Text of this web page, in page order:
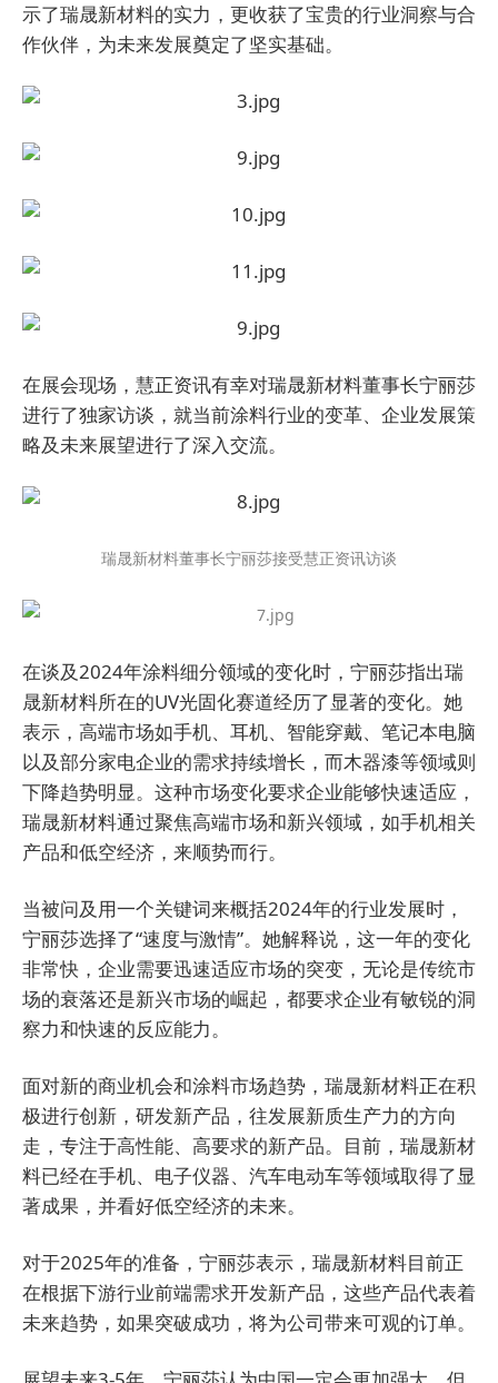
示了瑞晟新材料的实力，更收获了宝贵的行业洞察与合
作伙伴，为未来发展奠定了坚实基础。
在展会现场，慧正资讯有幸对瑞晟新材料董事长宁丽莎
进行了独家访谈，就当前涂料行业的变革、企业发展策
略及未来展望进行了深入交流。
瑞晟新材料董事长宁丽莎接受慧正资讯访谈
在谈及2024年涂料细分领域的变化时，宁丽莎指出瑞
晟新材料所在的UV光固化赛道经历了显著的变化。她
表示，高端市场如手机、耳机、智能穿戴、笔记本电脑
以及部分家电企业的需求持续增长，而木器漆等领域则
下降趋势明显。这种市场变化要求企业能够快速适应，
瑞晟新材料通过聚焦高端市场和新兴领域，如手机相关
产品和低空经济，来顺势而行。
当被问及用一个关键词来概括2024年的行业发展时，
宁丽莎选择了“速度与激情”。她解释说，这一年的变化
非常快，企业需要迅速适应市场的突变，无论是传统市
场的衰落还是新兴市场的崛起，都要求企业有敏锐的洞
察力和快速的反应能力。
面对新的商业机会和涂料市场趋势，瑞晟新材料正在积
极进行创新，研发新产品，往发展新质生产力的方向
走，专注于高性能、高要求的新产品。目前， 瑞晟新材
料已经在手机、电子仪器、汽车电动车等领域取得了显
著成果，并看好低空经济的未来。
对于2025年的准备，宁丽莎表示，瑞晟新材料目前正
在根据下游行业前端需求开发新产品，这些产品代表着
未来趋势，如果突破成功，将为公司带来可观的订单。